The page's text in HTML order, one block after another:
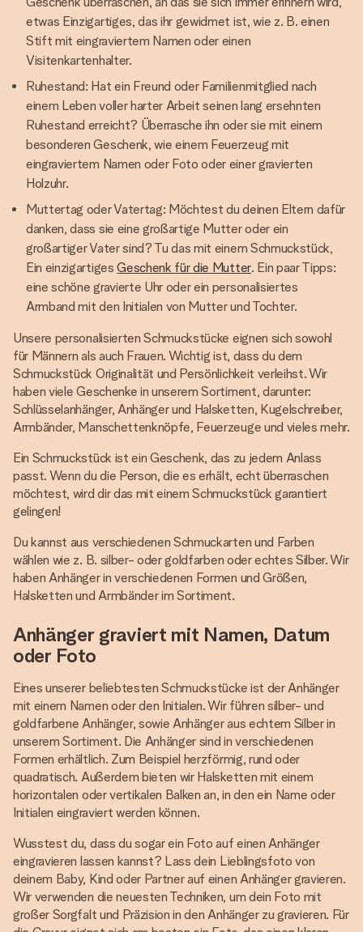
etwas Einzigartiges, das ihr gewidmet ist, wie z. B. einen
Stift mit eingraviertem Namen oder einen
Visitenkartenhalter.
Ruhestand: Hat ein Freund oder Familienmitglied nach
einem Leben voller harter Arbeit seinen lang ersehnten
Ruhestand erreicht? Überrasche ihn oder sie mit einem
besonderen Geschenk, wie einem Feuerzeug mit
eingraviertem Namen oder Foto oder einer gravierten
Holzuhr.
Muttertag oder Vatertag: Möchtest du deinen Eltern dafür
danken, dass sie eine großartige Mutter oder ein
großartiger Vater sind? Tu das mit einem Schmuckstück,
Ein einzigartigesGeschenk für die Mutter. Ein paar Tipps:
eine schöne gravierte Uhr oder ein personalisiertes
Armband mit den Initialen von Mutter und Tochter.
Unsere personalisierten Schmuckstücke eignen sich sowohl
für Männern als auch Frauen. Wichtig ist, dass du dem
Schmuckstück Originalität und Persönlichkeit verleihst. Wir
haben viele Geschenke in unserem Sortiment, darunter:
Schlüsselanhänger, Anhänger und Halsketten, Kugelschreiber,
Armbänder, Manschettenknöpfe, Feuerzeuge und vieles mehr.
Ein Schmuckstück ist ein Geschenk, das zu jedem Anlass
passt. Wenn du die Person, die es erhält, echt überraschen
möchtest, wird dir das mit einem Schmuckstück garantiert
gelingen!
Du kannst aus verschiedenen Schmuckarten und Farben
wählen wie z. B. silber- oder goldfarben oder echtes Silber. Wir
haben Anhänger in verschiedenen Formen und Größen,
Halsketten und Armbänder im Sortiment.
Anhänger graviert mit Namen, Datum
oder Foto
Eines unserer beliebtesten Schmuckstücke ist der Anhänger
mit einem Namen oder den Initialen. Wir führen silber- und
goldfarbene Anhänger, sowie Anhänger aus echtem Silber in
unserem Sortiment. Die Anhänger sind in verschiedenen
Formen erhältlich. Zum Beispiel herzförmig, rund oder
quadratisch. Außerdem bieten wir Halsketten mit einem
horizontalen oder vertikalen Balken an, in den ein Name oder
Initialen eingraviert werden können.
Wusstest du, dass du sogar ein Foto auf einen Anhänger
eingravieren lassen kannst? Lass dein Lieblingsfoto von
deinem Baby, Kind oder Partner auf einen Anhänger gravieren.
Wir verwenden die neuesten Techniken, um dein Foto mit
großer Sorgfalt und Präzision in den Anhänger zu gravieren. Für